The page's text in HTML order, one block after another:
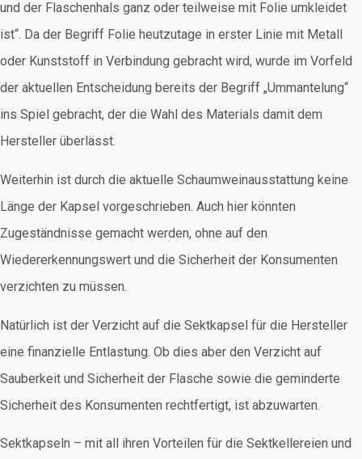
und der Flaschenhals ganz oder teilweise mit Folie umkleidet
ist“. Da der Begriff Folie heutzutage in erster Linie mit Metall
oder Kunststoff in Verbindung gebracht wird, wurde im Vorfeld
der aktuellen Entscheidung bereits der Begriff „Ummantelung“
ins Spiel gebracht, der die Wahl des Materials damit dem
Hersteller überlässt.
Weiterhin ist durch die aktuelle Schaumweinausstattung keine
Länge der Kapsel vorgeschrieben. Auch hier könnten
Zugeständnisse gemacht werden, ohne auf den
Wiedererkennungswert und die Sicherheit der Konsumenten
verzichten zu müssen.
Natürlich ist der Verzicht auf die Sektkapsel für die Hersteller
eine finanzielle Entlastung. Ob dies aber den Verzicht auf
Sauberkeit und Sicherheit der Flasche sowie die geminderte
Sicherheit des Konsumenten rechtfertigt, ist abzuwarten.
Sektkapseln – mit all ihren Vorteilen für die Sektkellereien und